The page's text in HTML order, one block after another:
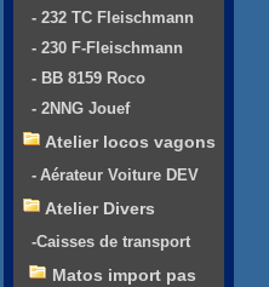
- 232 TC Fleischmann
- 230 F-Fleischmann
- BB 8159 Roco
- 2NNG Jouef
Atelier locos vagons
- Aérateur Voiture DEV
Atelier Divers
-Caisses de transport
Matos import pas